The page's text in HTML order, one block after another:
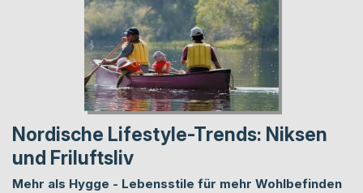
Nordische Lifestyle-Trends: Niksen
und Friluftsliv
Mehr als Hygge - Lebensstile für mehr Wohlbefinden